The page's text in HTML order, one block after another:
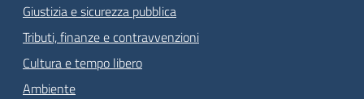
Giustizia e sicurezza pubblica
Tributi, finanze e contravvenzioni
Cultura e tempo libero
Ambiente